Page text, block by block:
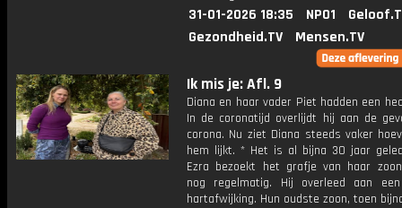
31-01-2026 18:35 NPO1
Gezondheid.TV
Mensen.TV
Ik mis je: Afl. 9
Diana en haar vader Piet hadden een
In de coronatijd overlijdt hij aan de
corona. Nu ziet Diana steeds vaker
hem lijkt. * Het is al bijna 30 jaar
Ezra bezoekt het grafje van haar
nog regelmatig. Hij overleed aan
hartafwijking. Hun oudste zoon, toen